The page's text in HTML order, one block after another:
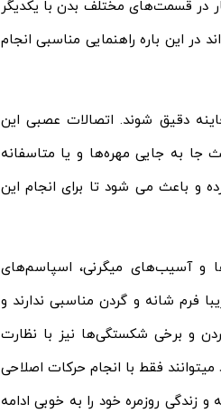
در قسمت‌های مختلف بدن با یکدیگر
این باره راهنمایی مناسبی انجام
دقیق شوند. اتصالات عصبی این
به جایی مهره‌ها و یا متاسفانه
و باعث می شود تا برای انجام این
و آسیب‌های میگرنی، اسپاسم‌های
فرم شانه و گردن مناسبی ندارند و
و برخی شکستگی‌ها نیز با نظارت
فقط با انجام حرکات اصلاحی
زندگی روزمره خود را به خوبی ادامه